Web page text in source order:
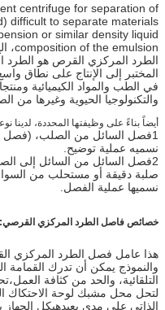
centrifuge for separation of
or similar density liquid
composition of the emulsion، الخ).
الطرد المركزي القرص هو الطرد
المختبر إلى الإنتاج على نطاق
في الطب والمواد الكيميائية
والتكنولوجيا الحيوية وغيرها من
أيضاً بناءً على وظيفتها المحددة، لدينا
1فصل السائل من الصلب، (فصل
نسميه عملية توضيح.
2فصل السائل من السائل إلى
صلبة دقيقة أو مستحلب من
نسميها عملية الفصل.
خصائص فاصل الطرد المركزي القرصي:
هذا عامل فصل الطرد المركزي
التلقائية، والحد من كثافة
لتحل محل مشبك لوحة الاحتكاك
الذاتي على مدى بعيدهيكل